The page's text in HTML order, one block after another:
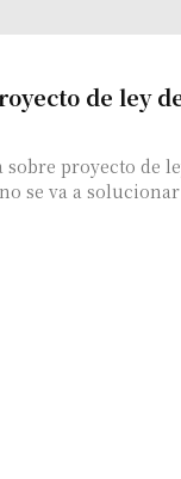
de ley
proyecto de
se va a solucionar